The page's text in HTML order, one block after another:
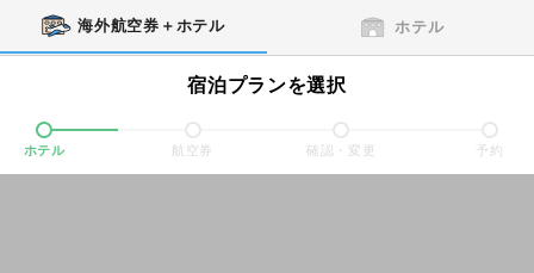
海外航空券＋ホテル ホテル
宿泊プランを選択
ホテル 航空券 確認・変更 予約